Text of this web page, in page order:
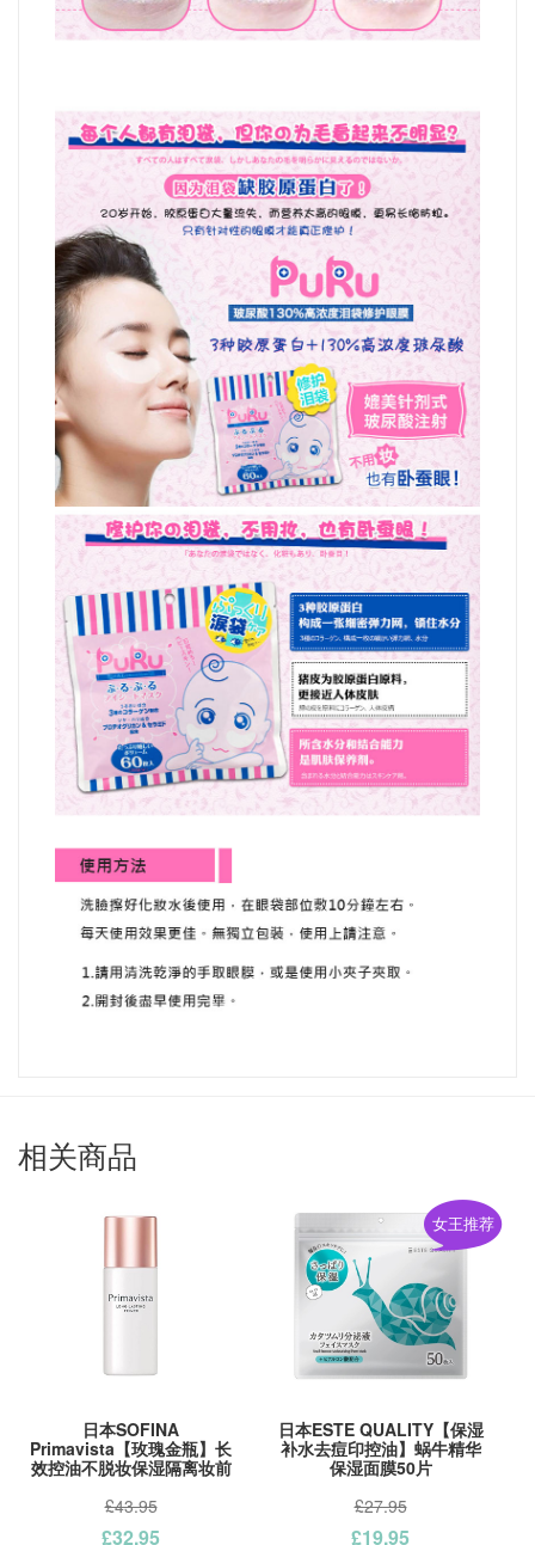
相关商品
日本SOFINA
Primavista【玫瑰金瓶】长
效控油不脱妆保湿隔离妆前
£43.95
£32.95
日本ESTE QUALITY【保湿
补水去痘印控油】蜗牛精华
保湿面膜50片
女王推荐
£27.95
£19.95